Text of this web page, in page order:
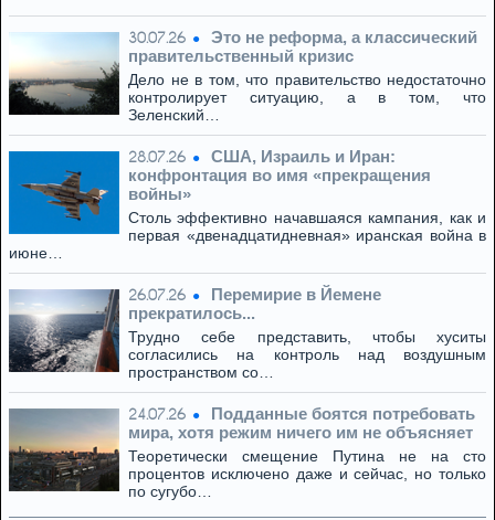
30.07.26
Это не реформа, а классический
правительственный кризис
Дело не в том, что правительство недостаточно
контролирует ситуацию, а в том, что
Зеленский…
28.07.26
США, Израиль и Иран:
конфронтация во имя «прекращения
войны»
Столь эффективно начавшаяся кампания, как и
первая «двенадцатидневная» иранская война в
июне…
26.07.26
Перемирие в Йемене
прекратилось...
Трудно себе представить, чтобы хуситы
согласились на контроль над воздушным
пространством со…
24.07.26
Подданные боятся потребовать
мира, хотя режим ничего им не объясняет
Теоретически смещение Путина не на сто
процентов исключено даже и сейчас, но только
по сугубо…